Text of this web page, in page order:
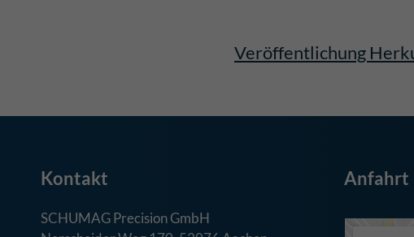
Veröffentlichung
Kontakt
SCHUMAG Precision GmbH
Anfahrt